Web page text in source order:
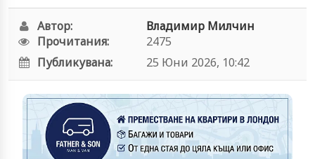
Автор:
Владимир Милчин
Прочитания:
2475
Публикувана:
25 Юни 2026, 10:42